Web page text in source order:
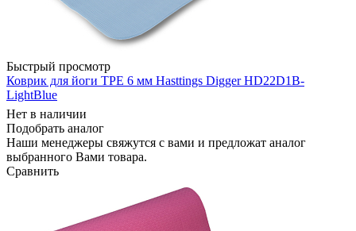
Быстрый просмотр
Коврик для йоги TPE 6 мм Hasttings Digger HD22D1B-
LightBlue
Нет в наличии
Подобрать аналог
Наши менеджеры свяжутся с вами и предложат аналог
выбранного Вами товара.
Сравнить